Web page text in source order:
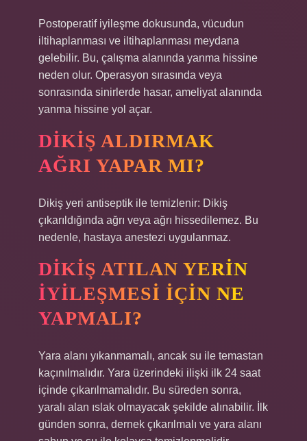
Postoperatif iyileşme dokusunda, vücudun
iltihaplanması ve iltihaplanması meydana
gelebilir. Bu, çalışma alanında yanma hissine
neden olur. Operasyon sırasında veya
sonrasında sinirlerde hasar, ameliyat alanında
yanma hissine yol açar.
DIKIŞ ALDIRMAK
AĞRI YAPAR MI?
Dikiş yeri antiseptik ile temizlenir: Dikiş
çıkarıldığında ağrı veya ağrı hissedilemez. Bu
nedenle, hastaya anestezi uygulanmaz.
DIKIŞ ATILAN YERIN
IYILEŞMESI IÇIN NE
YAPMALI?
Yara alanı yıkanmamalı, ancak su ile temastan
kaçınılmalıdır. Yara üzerindeki ilişki ilk 24 saat
içinde çıkarılmamalıdır. Bu süreden sonra,
yaralı alan ıslak olmayacak şekilde alınabilir. İlk
günden sonra, dernek çıkarılmalı ve yara alanı